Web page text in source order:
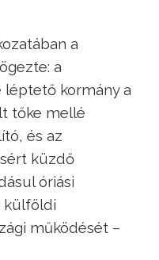
a
a
léptető kormány a
tőke mellé
és az
küzdő
óriási
külföldi
működését –